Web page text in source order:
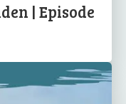
| Episode